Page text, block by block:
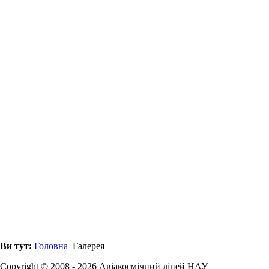
Ви тут: Головна Галерея
Copyright © 2008 - 2026 Авіакосмічний ліцей НАУ